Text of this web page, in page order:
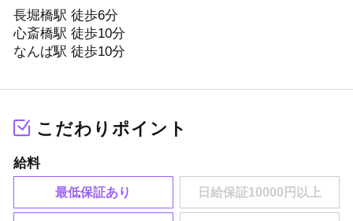
長堀橋駅 徒歩6分
心斎橋駅 徒歩10分
なんば駅 徒歩10分
こだわりポイント
給料
最低保証あり